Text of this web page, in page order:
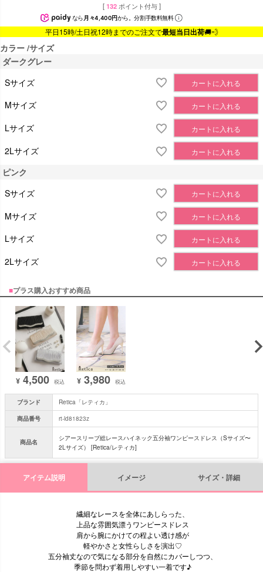
[ 132 ポイント付与 ]
なら 月々4,400円から。分割手数料無料
平日15時/土日祝12時までのご注文で最短当日出荷🚚💨
カラー サイズ
ダークグレー
Sサイズ
カートに入れる
Mサイズ カートに入れる
Lサイズ カートに入れる
2Lサイズ カートに入れる
ピンク
Sサイズ
カートに入れる
Mサイズ カートに入れる
Lサイズ カートに入れる
2Lサイズ カートに入れる
■プラス購入おすすめ商品
¥ 4,500 税込 ¥ 3,980 税込
ブランド
Retica「レティカ」
商品番号
rt-ld81823z
商品名
シアースリーブ総レースハイネック五分袖ワンピースドレス（Sサイズ〜
2Lサイズ） [Retica/レティカ]
アイテム説明 イメージ サイズ・詳細
繊細なレースを全体にあしらった、
上品な雰囲気漂うワンピースドレス
肩から腕にかけての程よい透け感が
軽やかさと女性らしさを演出♡
五分袖丈なので気になる部分を自然にカバーしつつ、
季節を問わず着用しやすい一着です♪